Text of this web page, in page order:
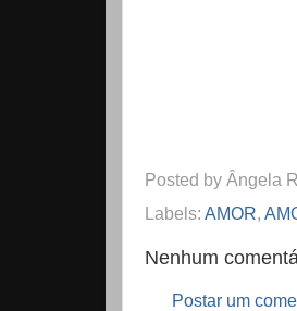
Posted by Ângela
Labels: AMOR,
Nenhum
Postar um